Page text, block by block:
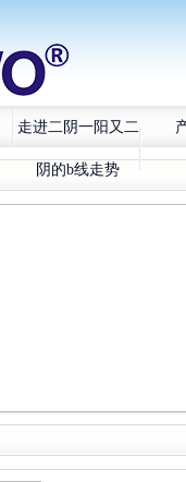
走进二阴一阳又二
阴的b线走势